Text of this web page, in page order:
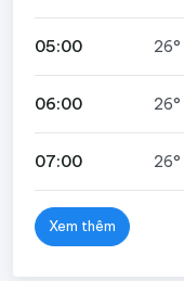
05:00 26°
06:00 26°
07:00 26°
Xem thêm